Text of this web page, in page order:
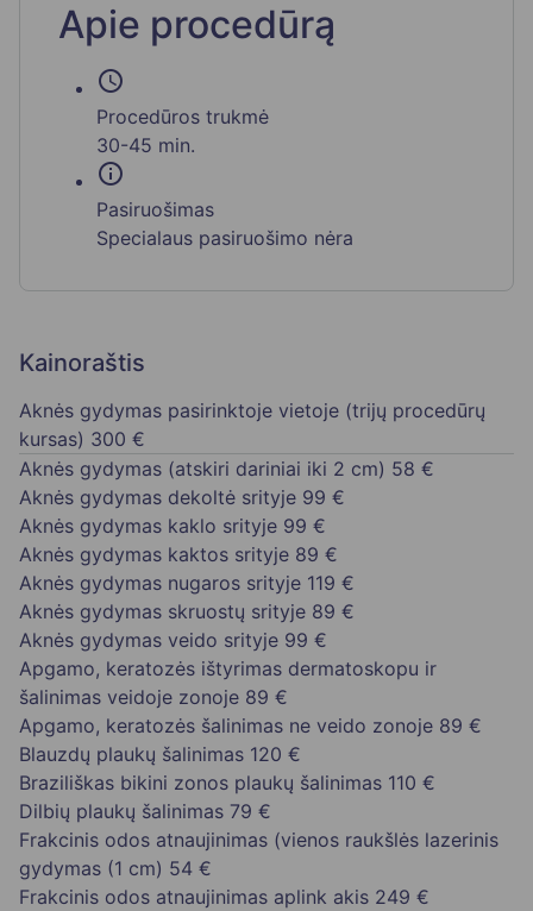
Apie procedūrą
schedule
Procedūros trukmė
30-45 min.
info
Pasiruošimas
Specialaus pasiruošimo nėra
Kainoraštis
Aknės gydymas pasirinktoje vietoje (trijų procedūrų
kursas) 300 €
Aknės gydymas (atskiri dariniai iki 2 cm) 58 €
Aknės gydymas dekoltė srityje 99 €
Aknės gydymas kaklo srityje 99 €
Aknės gydymas kaktos srityje 89 €
Aknės gydymas nugaros srityje 119 €
Aknės gydymas skruostų srityje 89 €
Aknės gydymas veido srityje 99 €
Apgamo, keratozės ištyrimas dermatoskopu ir
šalinimas veidoje zonoje 89 €
Apgamo, keratozės šalinimas ne veido zonoje 89 €
Blauzdų plaukų šalinimas 120 €
Braziliškas bikini zonos plaukų šalinimas 110 €
Dilbių plaukų šalinimas 79 €
Frakcinis odos atnaujinimas (vienos raukšlės lazerinis
gydymas (1 cm) 54 €
Frakcinis odos atnaujinimas aplink akis 249 €